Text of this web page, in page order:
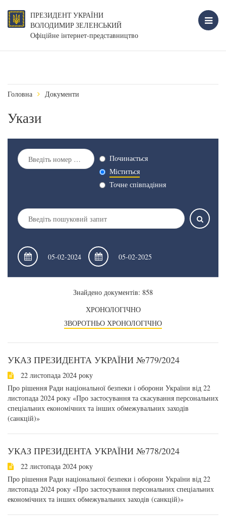
ПРЕЗИДЕНТ УКРАЇНИ
ВОЛОДИМИР ЗЕЛЕНСЬКИЙ
Офіційне інтернет-представництво
Головна Документи
Укази
Починається
Міститься
Точне співпадіння
Знайдено документів: 858
ХРОНОЛОГІЧНО
ЗВОРОТНЬО ХРОНОЛОГІЧНО
УКАЗ ПРЕЗИДЕНТА УКРАЇНИ №779/2024
22 листопада 2024 року
Про рішення Ради національної безпеки і оборони України від 22
листопада 2024 року «Про застосування та скасування персональних
спеціальних економічних та інших обмежувальних заходів
(санкцій)»
УКАЗ ПРЕЗИДЕНТА УКРАЇНИ №778/2024
22 листопада 2024 року
Про рішення Ради національної безпеки і оборони України від 22
листопада 2024 року «Про застосування персональних спеціальних
економічних та інших обмежувальних заходів (санкцій)»